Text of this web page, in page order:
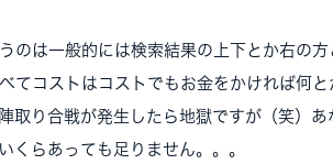
のは一般的には検索結果の上下とか右の
てコストはコストでもお金をかければ何
取り合戦が発生したら地獄ですが（笑）
くらあっても足りません。。。